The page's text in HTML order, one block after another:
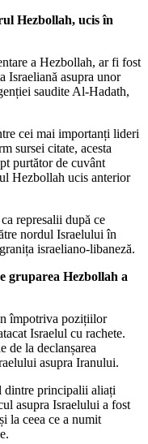
Hezbollah, ucis în
a Hezbollah, ar fi fost
Israeliană asupra unor
saudite Al-Hadath,
cei mai importanți lideri
sursei citate, acesta
purtător de cuvânt
Hezbollah ucis anterior
represalii după ce
nordul Israelului în
israeliano-libaneză.
gruparea Hezbollah a
împotriva pozițiilor
Israelul cu rachete.
de la declanșarea
asupra Iranului.
dintre principalii aliați
asupra Israelului a fost
la ceea ce a numit